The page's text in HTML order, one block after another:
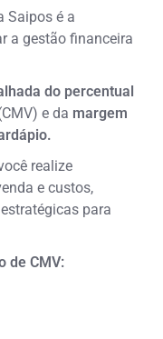
Saipos é a
a gestão financeira
do percentual
e da margem
realize
e custos,
para
de CMV: